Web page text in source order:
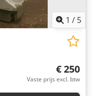
1 / 5
€ 250
Vaste prijs excl. btw